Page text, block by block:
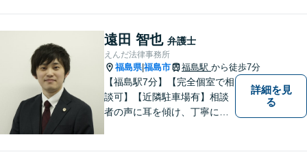
くことを最も重視ししていま
す。お困りの方はまずはご相
談ください。
遠田 智也 弁護士
えんだ法律事務所
福島県|福島市 福島駅 から徒歩7分
【福島駅7分】【完全個室で相
談可】【近隣駐車場有】相談
者の声に耳を傾け、丁寧にわ
詳細を見
る